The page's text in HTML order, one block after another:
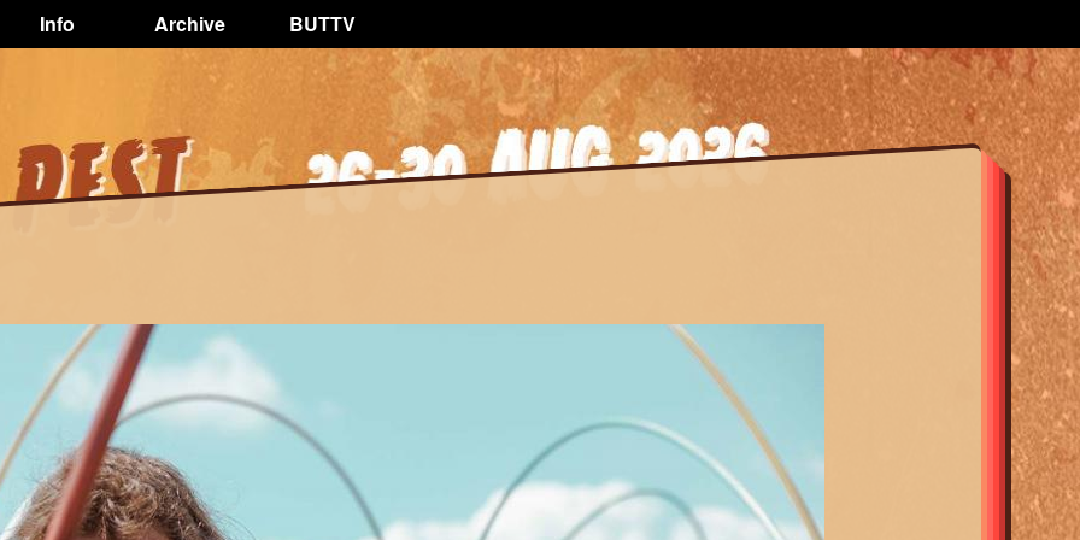
Info Archive BUTTV